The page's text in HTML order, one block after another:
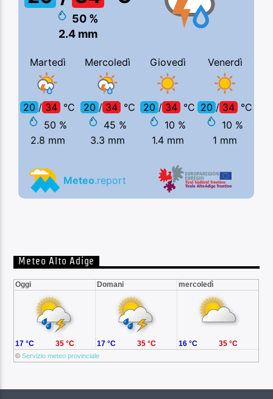
Meteo Alto Adige
Oggi Domani mercoledì
©Servizio meteo provinciale
17 °C 35 °C 17 °C 35 °C 16 °C 35 °C